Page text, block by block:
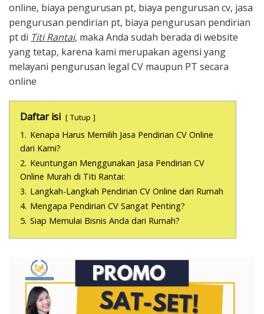
online, biaya pengurusan pt, biaya pengurusan cv, jasa
pengurusan pendirian pt, biaya pengurusan pendirian
pt di Titi Rantai, maka Anda sudah berada di website
yang tetap, karena kami merupakan agensi yang
melayani pengurusan legal CV maupun PT secara
online
Daftar isi Tutup
1. Kenapa Harus Memilih Jasa Pendirian CV Online
dari Kami?
2. Keuntungan Menggunakan Jasa Pendirian CV
Online Murah di Titi Rantai:
3. Langkah-Langkah Pendirian CV Online dari Rumah
4. Mengapa Pendirian CV Sangat Penting?
5. Siap Memulai Bisnis Anda dari Rumah?